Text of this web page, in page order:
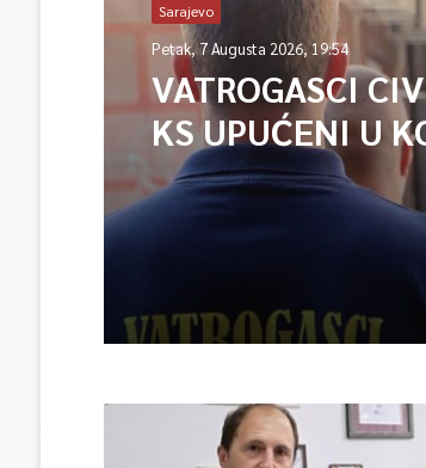
Sarajevo
Petak, 7 Augusta 2026, 19:54
VATROGASCI
KS UPUĆENI U
ISPOMOĆ U